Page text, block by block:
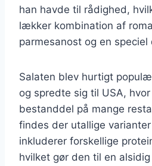
han havde til rådighed,
lækker kombination af
parmesanost og en speciel
Salaten blev hurtigt
og spredte sig til USA,
bestanddel på mange
findes der utallige
inkluderer forskellige
hvilket gør den til en